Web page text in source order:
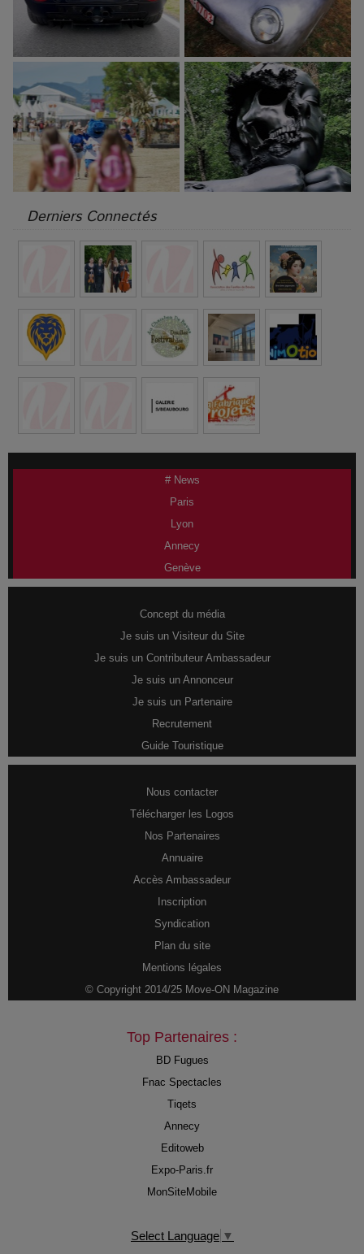
Derniers Connectés
# News
Paris
Lyon
Annecy
Genève
Concept du média
Je suis un Visiteur du Site
Je suis un Contributeur Ambassadeur
Je suis un Annonceur
Je suis un Partenaire
Recrutement
Guide Touristique
Nous contacter
Télécharger les Logos
Nos Partenaires
Annuaire
Accès Ambassadeur
Inscription
Syndication
Plan du site
Mentions légales
© Copyright 2014/25 Move-ON Magazine
Top Partenaires :
BD Fugues
Fnac Spectacles
Tiqets
Annecy
Editoweb
Expo-Paris.fr
MonSiteMobile
Select Language ▼